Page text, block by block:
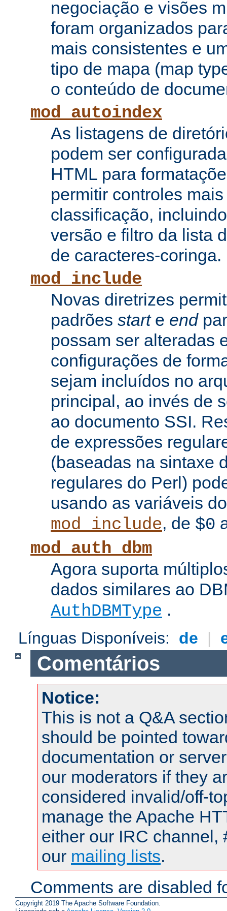
negociação e visões
foram organizados
mais consistentes e
tipo de mapa (map
o conteúdo de
mod_autoindex
As listagens de
podem ser
HTML para
permitir controles
classificação,
versão e filtro da lista
de caracteres-coringa.
mod_include
Novas diretrizes
padrões starte end
possam ser alteradas
configurações de
sejam incluídos no
principal, ao invés de
ao documento SSI.
de expressões
(baseadas na sintaxe
regulares do Perl)
usando as variáveis
mod_include, de $0
mod_auth_dbm
Agora suporta
dados similares ao
AuthDBMType .
Línguas Disponíveis: de |
Comentários
Notice:
This is not a Q&A
should be pointed
documentation or
our moderators if they
considered invalid/off-
manage the Apache
either our IRC channel,
our mailing lists.
Comments are disabled
Copyright 2019 The Apache Software Foundation.